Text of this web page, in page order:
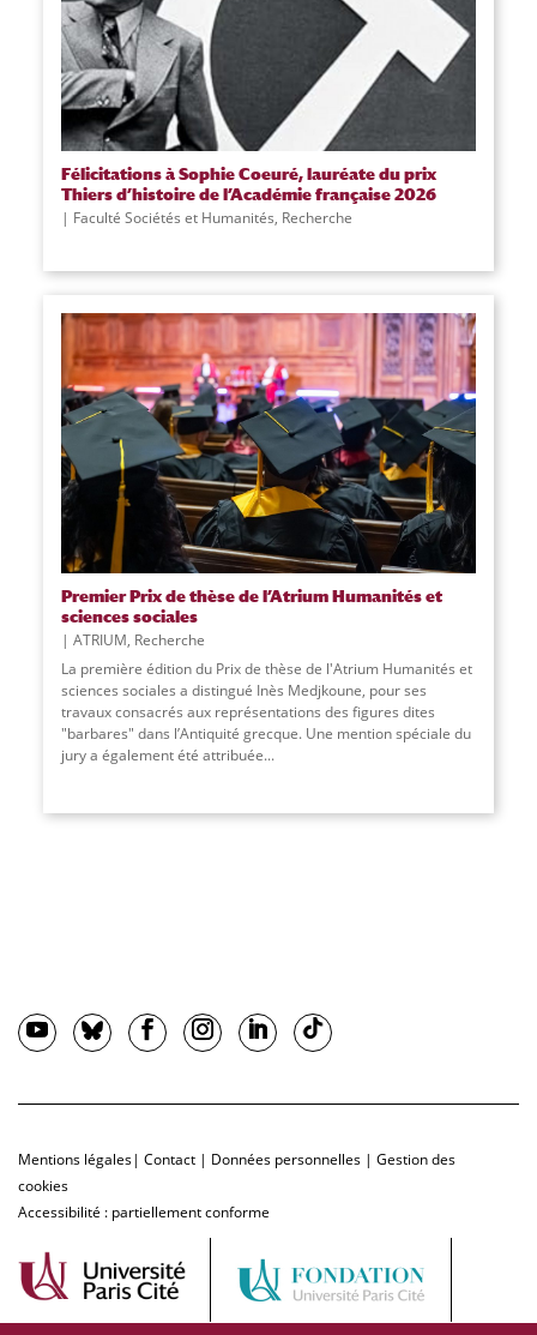
Félicitations à Sophie Coeuré, lauréate du prix
Thiers d’histoire de l’Académie française 2026
Faculté Sociétés et Humanités, Recherche
Premier Prix de thèse de l’Atrium Humanités et
sciences sociales
ATRIUM, Recherche
La première édition du Prix de thèse de l'Atrium Humanités et
sciences sociales a distingué Inès Medjkoune, pour ses
travaux consacrés aux représentations des figures dites
"barbares" dans l’Antiquité grecque. Une mention spéciale du
jury a également été attribuée...
Mentions légales| Contact | Données personnelles | Gestion des
cookies
Accessibilité : partiellement conforme